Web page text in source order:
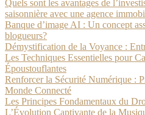
Quels sont les avantages de
saisonnière avec une agence
Banque d’image AI : Un concept
blogueurs?
Démystification de la Voyance :
Les Techniques Essentielles pour
Époustouflantes
Renforcer la Sécurité Numérique :
Monde Connecté
Les Principes Fondamentaux du
L’Évolution Captivante de la